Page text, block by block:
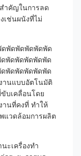
าคัญในการลด
เช่นผนังที่ไม่
ดพัดพัดพัดพัดพัด
พัดพัดพัดพัดพัด
พัดพัดพัดพัดพัด
านแบบอัตโนมัติ
บเคลื่อนโดย
านที่คงที่ ทําให้
แวดล้อมการผลิต
ะเครื่องทํา